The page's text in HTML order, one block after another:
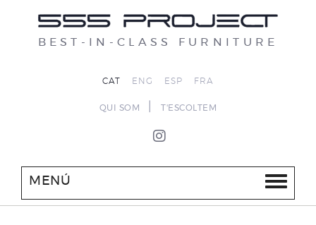
BEST-IN-CLASS FURNITURE
CAT ENG ESP FRA
QUI SOM T'ESCOLTEM
MENÚ